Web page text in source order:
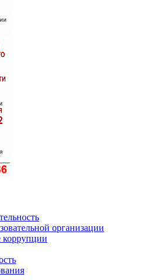
организации
коррупции